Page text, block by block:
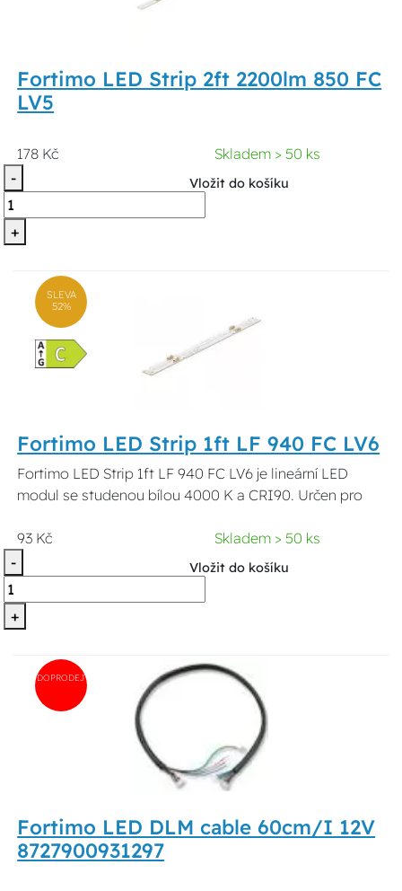
Fortimo LED Strip 2ft 2200lm 850 FC
LV5
178 Kč
Skladem > 50 ks
-
+
Vložit do košíku
SLEVA
52%
Fortimo LED Strip 1ft LF 940 FC LV6
Fortimo LED Strip 1ft LF 940 FC LV6 je lineární LED
modul se studenou bílou 4000 K a CRI90. Určen pro
93 Kč
Skladem > 50 ks
-
+
Vložit do košíku
DOPRODEJ
Fortimo LED DLM cable 60cm/I 12V
8727900931297